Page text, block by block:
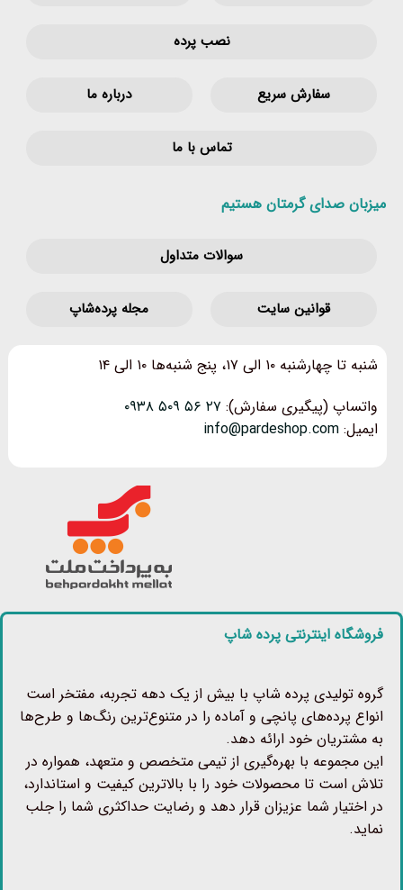
نصب پرده
سفارش سریع درباره ما
تماس با ما
میزبان صدای گرمتان هستیم
سوالات متداول
قوانین‌ سایت مجله پرده‌شاپ
شنبه تا چهارشنبه ۱۰ الی ۱۷، پنج شنبه‌ها ۱۰ الی ۱۴
واتساپ (پیگیری سفارش): ۲۷ ۵۶ ۵۰۹ ۰۹۳۸
ایمیل: info@pardeshop.com
فروشگاه اینترنتی پرده شاپ
گروه تولیدی پرده شاپ با بیش از یک دهه تجربه، مفتخر است
انواع پرده‌های پانچی و آماده را در متنوع‌ترین رنگ‌ها و طرح‌ها
به مشتریان خود ارائه دهد.
این مجموعه با بهره‌گیری از تیمی متخصص و متعهد، همواره در
تلاش است تا محصولات خود را با بالاترین کیفیت و استاندارد،
در اختیار شما عزیزان قرار دهد و رضایت حداکثری شما را جلب
نماید.